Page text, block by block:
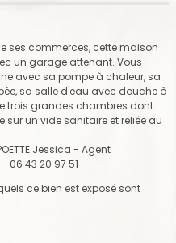
ses commerces, cette maison
un garage attenant. Vous
avec sa pompe à chaleur, sa
sa salle d'eau avec douche à
trois grandes chambres dont
sur un vide sanitaire et reliée au
POETTE Jessica - Agent
06 43 20 97 51
ce bien est exposé sont